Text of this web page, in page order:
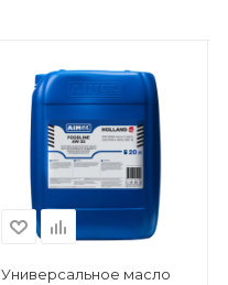
Универсальное масло